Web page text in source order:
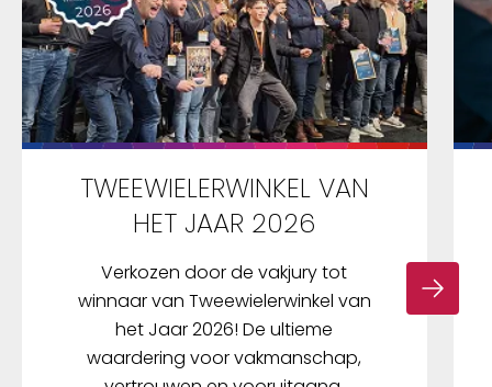
TWEEWIELERWINKEL VAN
HET JAAR 2026
Verkozen door de vakjury tot
winnaar van Tweewielerwinkel van
het Jaar 2026! De ultieme
waardering voor vakmanschap,